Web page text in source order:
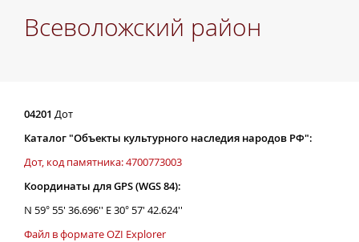
Всеволожский район
04201 Дот
Каталог "Объекты культурного наследия народов РФ":
Дот, код памятника: 4700773003
Координаты для GPS (WGS 84):
N 59° 55' 36.696'' E 30° 57' 42.624''
Файл в формате OZI Explorer